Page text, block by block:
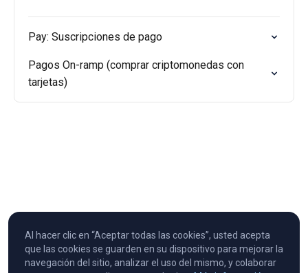
Pay: Suscripciones de pago
Pagos On-ramp (comprar criptomonedas con
tarjetas)
Al hacer clic en “Aceptar todas las cookies”, usted acepta
que las cookies se guarden en su dispositivo para mejorar la
navegación del sitio, analizar el uso del mismo, y colaborar